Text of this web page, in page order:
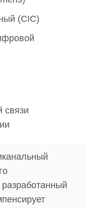
(CIC)
связи
разработанный